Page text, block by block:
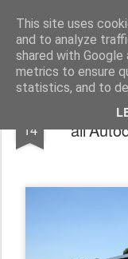
This site uses
and to analyze
shared with
metrics to ensure
statistics, and to
14
620